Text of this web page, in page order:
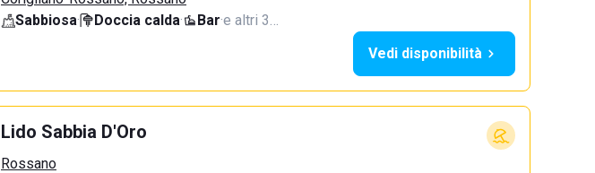
Sabbiosa· Doccia calda· Bar·e altri 3…
Vedi disponibilità
Lido Sabbia D'Oro
Rossano